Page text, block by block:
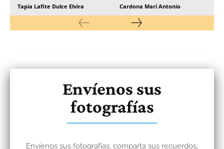
Tapia Lafite Dulce Elvira Cardona Marí Antonio
Envíenos sus
fotografías
Envíenos sus fotografías, comparta sus recuerdos,